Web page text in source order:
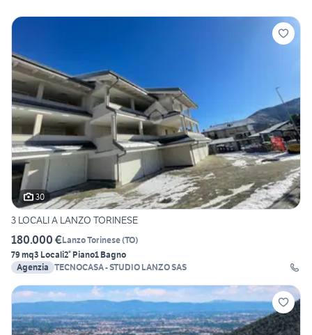
30
3 LOCALI A LANZO TORINESE
180.000 €Lanzo Torinese(TO)
79 mq3 Locali2° Piano1 Bagno
Agenzia TECNOCASA - STUDIO LANZO SAS